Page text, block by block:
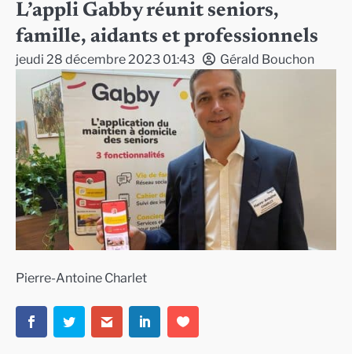
L’appli Gabby réunit seniors,
famille, aidants et professionnels
jeudi 28 décembre 2023 01:43 Gérald Bouchon
Pierre-Antoine Charlet